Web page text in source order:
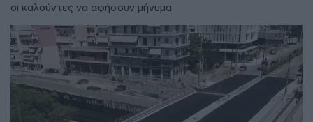
οι καλούντες να αφήσουν μήνυμα